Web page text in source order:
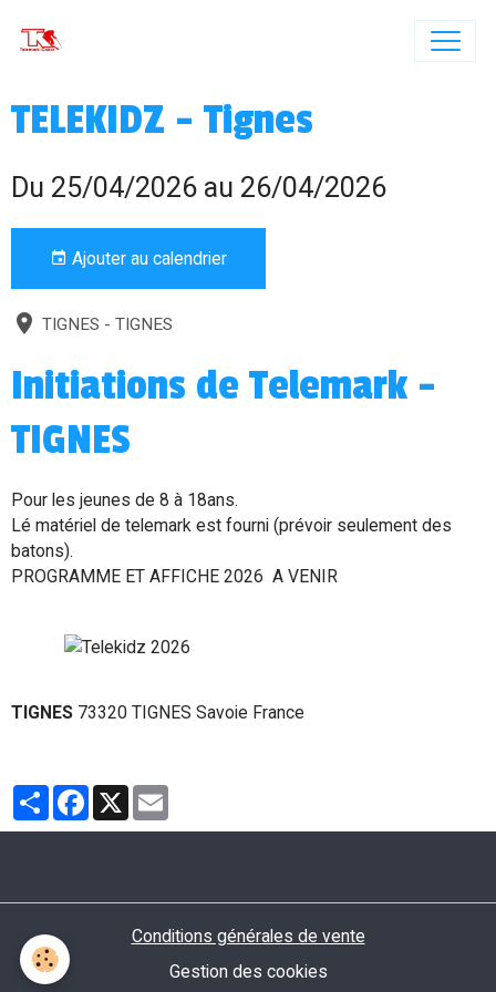
TELEKIDZ - Tignes
Du 25/04/2026 au 26/04/2026
Ajouter au calendrier
TIGNES - TIGNES
Initiations de Telemark -
TIGNES
Pour les jeunes de 8 à 18ans.
Lé matériel de telemark est fourni (prévoir seulement des
batons).
PROGRAMME ET AFFICHE 2026 A VENIR
TIGNES 73320 TIGNES Savoie France
PartagerFacebook
X
Conditions générales de vente
Gestion des cookies